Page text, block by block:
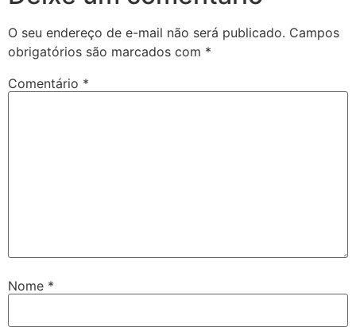
O seu endereço de e-mail não será publicado. Campos
obrigatórios são marcados com *
Comentário *
Nome *